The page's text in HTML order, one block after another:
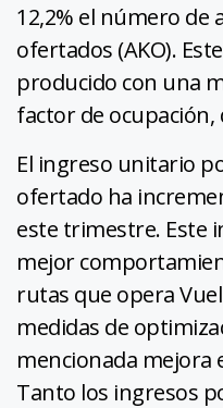
12,2% el número de
ofertados (AKO).
producido con una
factor de ocupación,
El ingreso unitario
ofertado ha
este trimestre. Este
mejor
rutas que opera
medidas de
mencionada mejora
Tanto los ingresos